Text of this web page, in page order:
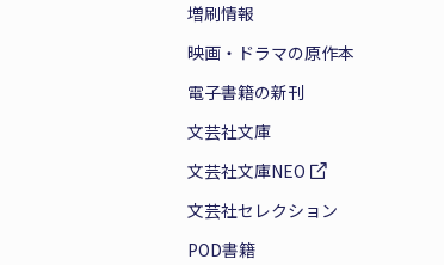
増刷情報
映画・ドラマの原作本
電子書籍の新刊
文芸社文庫
文芸社文庫NEO
文芸社セレクション
POD書籍